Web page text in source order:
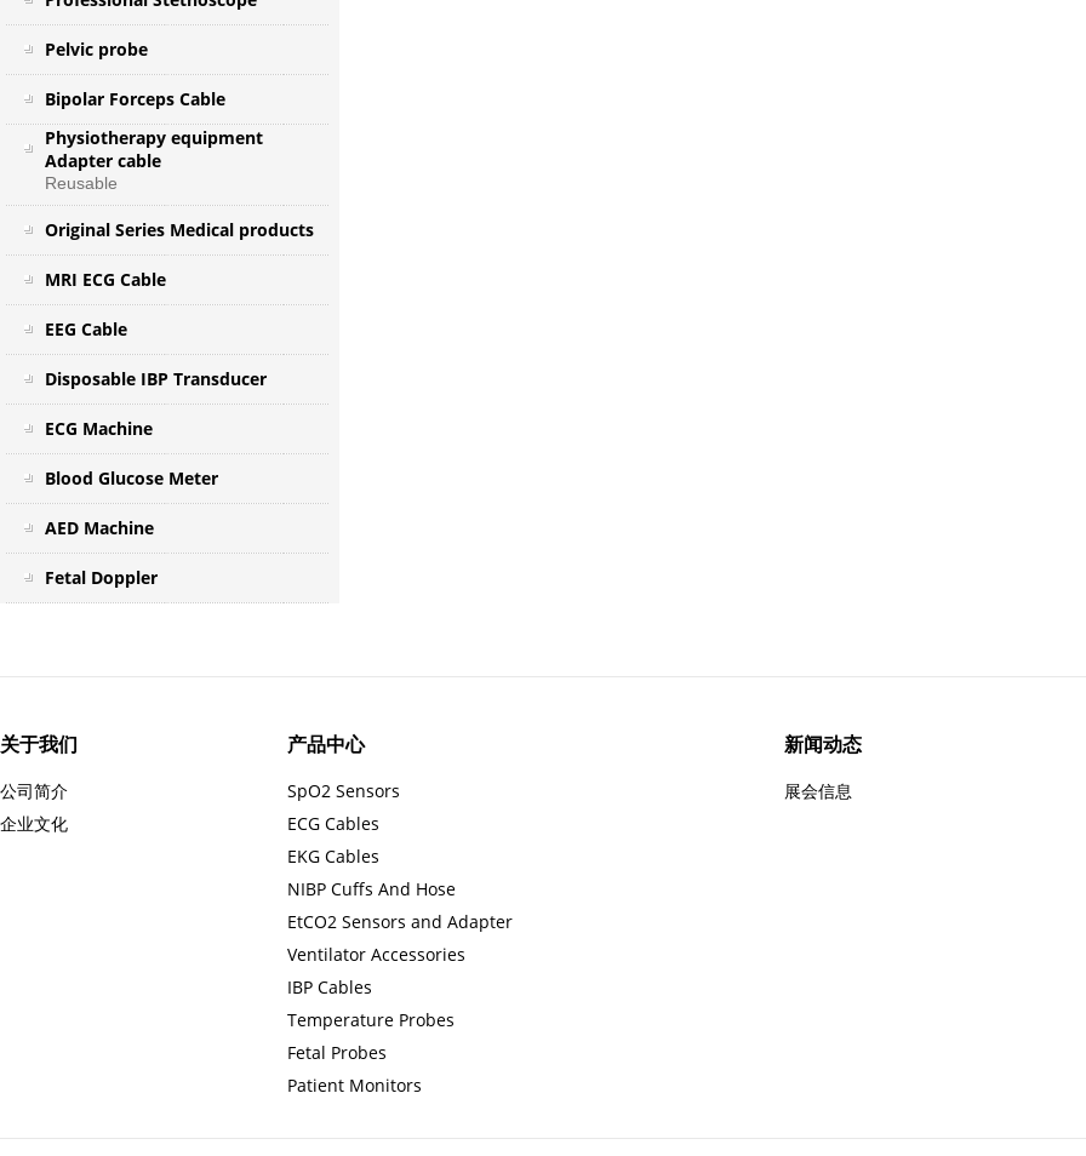
Pelvic probe
Bipolar Forceps Cable
Physiotherapy equipment
Adapter cable
Reusable
Original Series Medical products
MRI ECG Cable
EEG Cable
Disposable IBP Transducer
ECG Machine
Blood Glucose Meter
AED Machine
Fetal Doppler
关于我们
公司简介
企业文化
产品中心
SpO2 Sensors
ECG Cables
EKG Cables
NIBP Cuffs And Hose
EtCO2 Sensors and Adapter
Ventilator Accessories
IBP Cables
Temperature Probes
Fetal Probes
Patient Monitors
新闻动态
展会信息